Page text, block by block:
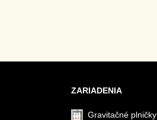
ZARIADENIA
Gravitačné plničky